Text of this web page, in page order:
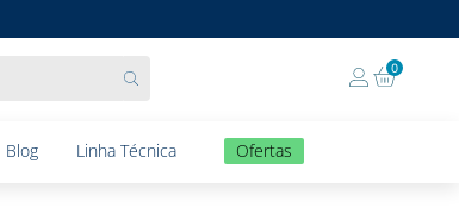
0
Blog Linha Técnica Ofertas